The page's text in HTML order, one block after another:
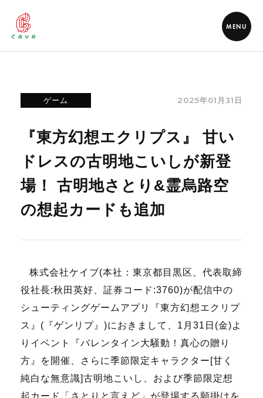
MENU
ゲーム 2025年01月31日
『東方幻想エクリプス』 甘い
ドレスの古明地こいしが新登
場！ 古明地さとり&霊烏路空
の想起カードも追加
株式会社ケイブ(本社：東京都目黒区、代表取締
役社長:秋田英好、証券コード:3760)が配信中の
シューティングゲームアプリ『東方幻想エクリプ
ス』(『ゲンリプ』)におきまして、1月31日(金)よ
りイベント『バレンタイン大騒動！真心の贈り
方』を開催、さらに季節限定キャラクター[甘く
純白な無意識]古明地こいし、および季節限定想
起カード「さとりと言えど」が登場する願掛けを